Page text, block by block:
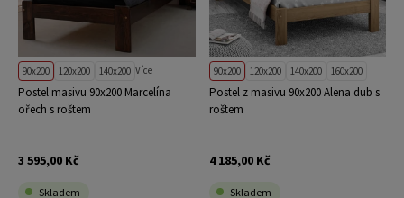
90x200 120x200 140x200 Více
Postel masivu 90x200 Marcelína
ořech s roštem
3 595,00 Kč
Skladem
90x200 120x200 140x200 160x200
Postel z masivu 90x200 Alena dub s
roštem
4 185,00 Kč
Skladem